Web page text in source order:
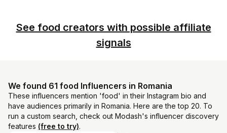
See food creators with possible affiliate
signals
We found 61 food Influencers in Romania
These influencers mention 'food' in their Instagram bio and
have audiences primarily in Romania. Here are the top 20. To
run a custom search, check out Modash's influencer discovery
features (free to try).